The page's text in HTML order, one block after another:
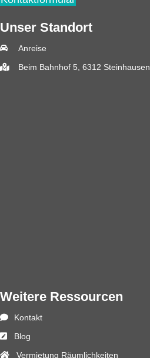
Unser Standort
Anreise
Beim Bahnhof 5, 6312 Steinhausen
Weitere Ressourcen
Kontakt
Blog
Vermietung Räumlichkeiten